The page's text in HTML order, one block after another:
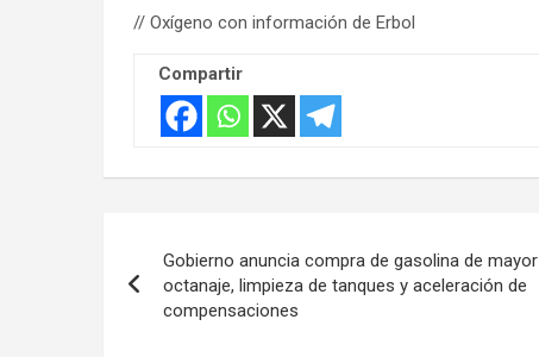
// Oxígeno con información de Erbol
Compartir
de
entradas
Gobierno anuncia compra de gasolina de mayor
octanaje, limpieza de tanques y aceleración de
compensaciones